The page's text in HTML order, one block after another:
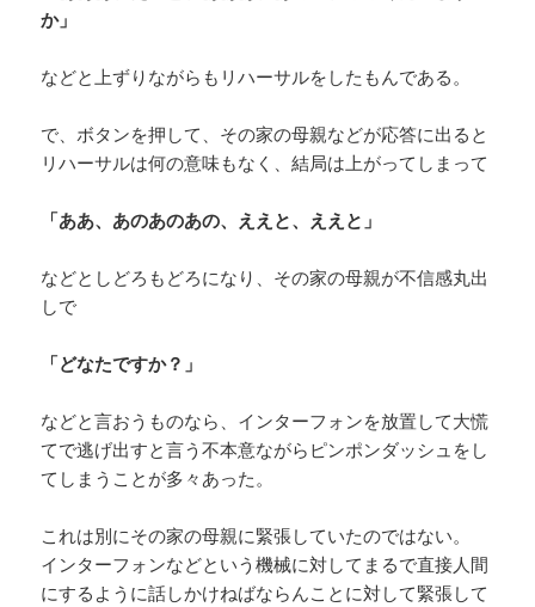
か」
などと上ずりながらもリハーサルをしたもんである。
で、ボタンを押して、その家の母親などが応答に出ると
リハーサルは何の意味もなく、結局は上がってしまって
「ああ、あのあのあの、ええと、ええと」
などとしどろもどろになり、その家の母親が不信感丸出
しで
「どなたですか？」
などと言おうものなら、インターフォンを放置して大慌
てで逃げ出すと言う不本意ながらピンポンダッシュをし
てしまうことが多々あった。
これは別にその家の母親に緊張していたのではない。
インターフォンなどという機械に対してまるで直接人間
にするように話しかけねばならんことに対して緊張して